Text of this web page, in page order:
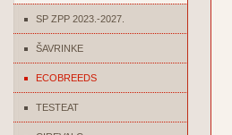
SP ZPP 2023.-2027.
ŠAVRINKE
ECOBREEDS
TESTEAT